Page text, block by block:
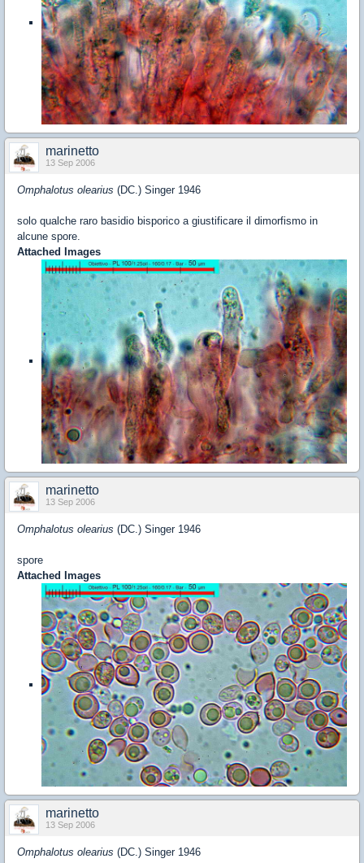
marinetto
13 Sep 2006
Omphalotus olearius (DC.) Singer 1946
solo qualche raro basidio bisporico a giustificare il dimorfismo in
alcune spore.
Attached Images
marinetto
13 Sep 2006
Omphalotus olearius (DC.) Singer 1946
spore
Attached Images
marinetto
13 Sep 2006
Omphalotus olearius (DC.) Singer 1946